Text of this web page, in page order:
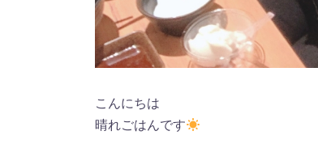
こんにちは
晴れごはんです